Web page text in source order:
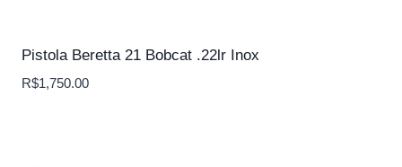
Pistola Beretta 21 Bobcat .22lr Inox
R$1,750.00